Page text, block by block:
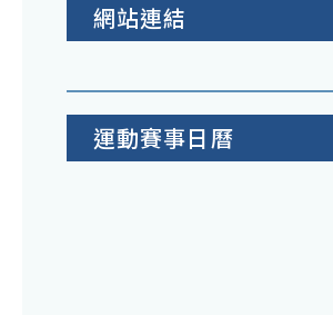
網站連結
運動賽事日曆